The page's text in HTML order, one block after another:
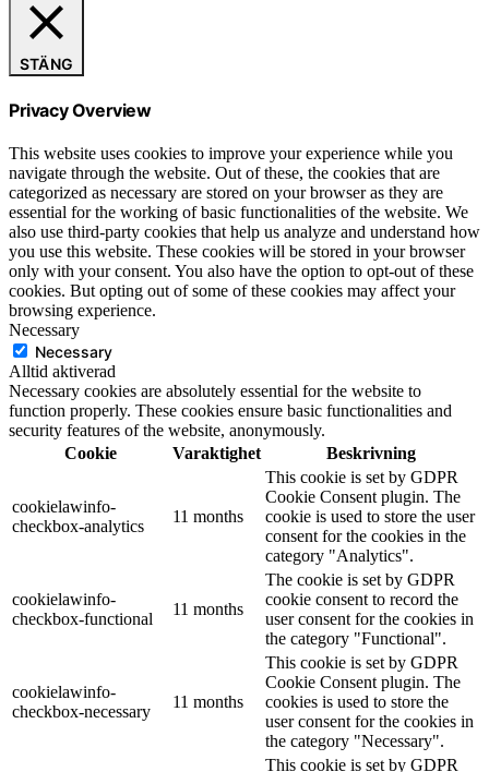
STÄNG
Privacy Overview
This website uses cookies to improve your experience while you
navigate through the website. Out of these, the cookies that are
categorized as necessary are stored on your browser as they are
essential for the working of basic functionalities of the website. We
also use third-party cookies that help us analyze and understand how
you use this website. These cookies will be stored in your browser
only with your consent. You also have the option to opt-out of these
cookies. But opting out of some of these cookies may affect your
browsing experience.
Necessary
Necessary
Alltid aktiverad
Necessary cookies are absolutely essential for the website to
function properly. These cookies ensure basic functionalities and
security features of the website, anonymously.
Cookie
Varaktighet Beskrivning
cookielawinfo-
checkbox-analytics
11 months
This cookie is set by GDPR
Cookie Consent plugin. The
cookie is used to store the user
consent for the cookies in the
category "Analytics".
cookielawinfo-
checkbox-functional
11 months
The cookie is set by GDPR
cookie consent to record the
user consent for the cookies in
the category "Functional".
cookielawinfo-
checkbox-necessary
11 months
This cookie is set by GDPR
Cookie Consent plugin. The
cookies is used to store the
user consent for the cookies in
the category "Necessary".
This cookie is set by GDPR